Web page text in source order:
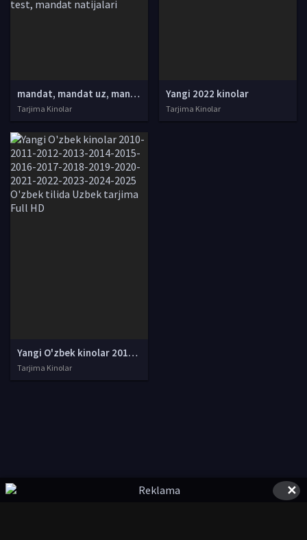
mandat, mandat uz, mandat dtm, mandat dtm uz, mandat 2021, mandat 2022, mandat uz 2021, dtm mandat 2021, mandat dtm uz 2021, mandat dtm 2022, mandat uz 2022, mandat dtm uz 2022, mandat natijalari, mandat uz natijalari, mandat test, mandat natijalari
Tarjima Kinolar
Yangi 2022 kinolar
Tarjima Kinolar
Yangi O'zbek kinolar 2010-2011-2012-2013-2014-2015-2016-2017-2018-2019-2020-2021-2022-2023-2024-2025 O'zbek tilida Uzbek tarjima Full HD
Tarjima Kinolar
✕